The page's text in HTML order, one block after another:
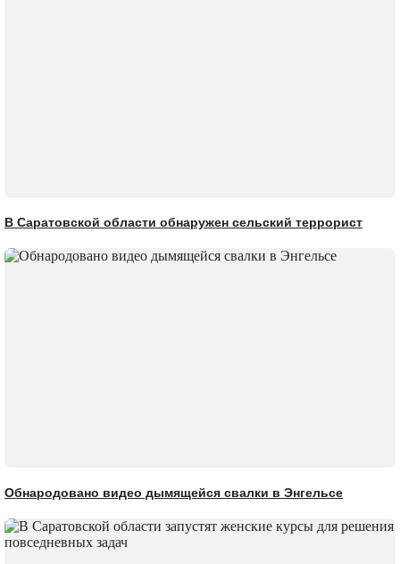
В Саратовской области обнаружен сельский террорист
Обнародовано видео дымящейся свалки в Энгельсе